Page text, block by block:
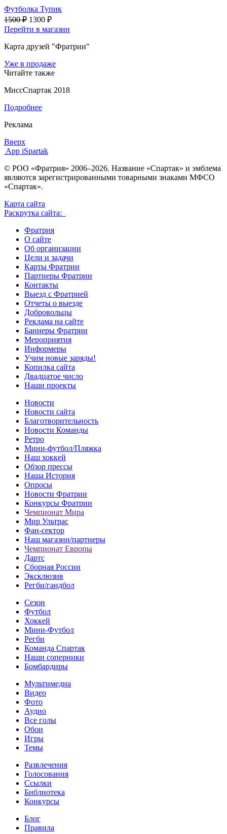
Футболка Тупик
1500 ₽ 1300 ₽
Перейти в магазин
Карта друзей "Фратрии"
Уже в продаже
Читайте также
МиссСпартак 2018
Подробнее
Реклама
Вверх
App iSpartak
© РОО «Фратрия» 2006–2026. Название «Спартак» и эмблема
являются зарегистрированными товарными знаками МФСО
«Спартак».
Карта сайта
Раскрутка сайта:
Фратрия
О сайте
Об организации
Цели и задачи
Карты Фратрии
Партнеры Фратрии
Контакты
Выезд с Фратрией
Отчеты о выезде
Добровольцы
Реклама на сайте
Баннеры Фратрии
Мероприятия
Информеры
Учим новые заряды!
Копилка сайта
Двадцатое число
Наши проекты
Новости
Новости сайта
Благотворительность
Новости Команды
Ретро
Мини-футбол/Пляжка
Наш хоккей
Обзор прессы
Наша История
Опросы
Новости Фратрии
Конкурсы Фратрии
Чемпионат Мира
Мир Ультрас
Фан-cектор
Наш магазин/партнеры
Чемпионат Европы
Дартс
Сборная России
Эксклюзив
Регби/гандбол
Сезон
Футбол
Хоккей
Мини-Футбол
Регби
Команда Спартак
Наши соперники
Бомбардиры
Мультимедиа
Видео
Фото
Аудио
Все голы
Обои
Игры
Темы
Развлечения
Голосования
Ссылки
Библиотека
Конкурсы
Блог
Правила